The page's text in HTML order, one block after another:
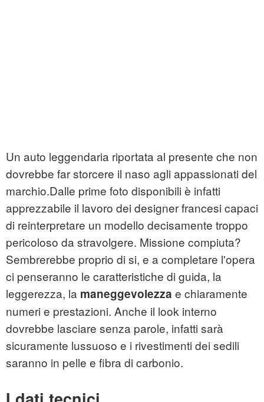
Un auto leggendaria riportata al presente che non
dovrebbe far storcere il naso agli appassionati del
marchio.Dalle prime foto disponibili è infatti
apprezzabile il lavoro dei designer francesi capaci
di reinterpretare un modello decisamente troppo
pericoloso da stravolgere. Missione compiuta?
Sembrerebbe proprio di si, e a completare l'opera
ci penseranno le caratteristiche di guida, la
leggerezza, la maneggevolezza e chiaramente
numeri e prestazioni. Anche il look interno
dovrebbe lasciare senza parole, infatti sarà
sicuramente lussuoso e i rivestimenti dei sedili
saranno in pelle e fibra di carbonio.